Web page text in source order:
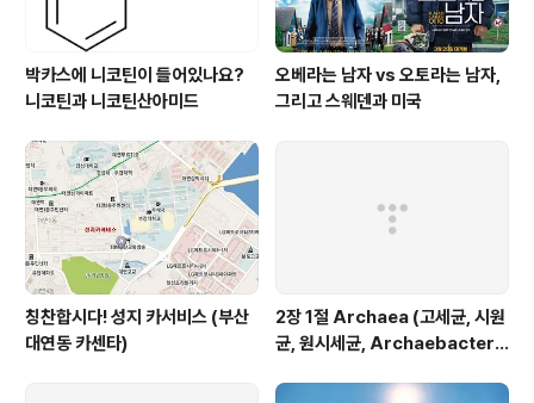
박카스에 니코틴이 들어있나요?
니코틴과 니코틴산아미드
오베라는 남자 vs 오토라는 남자,
그리고 스웨덴과 미국
칭찬합시다! 성지 카서비스 (부산
대연동 카센타)
2장 1절 Archaea (고세균, 시원
균, 원시세균, Archaebacteri